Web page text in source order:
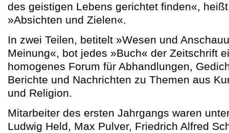
des geistigen Lebens gerichtet finden«,
»Absichten und Zielen«.
In zwei Teilen, betitelt »Wesen und
Meinung«, bot jedes »Buch« der Zeitschrift
homogenes Forum für Abhandlungen,
Berichte und Nachrichten zu Themen aus
und Religion.
Mitarbeiter des ersten Jahrgangs waren
Ludwig Held, Max Pulver, Friedrich Alfred